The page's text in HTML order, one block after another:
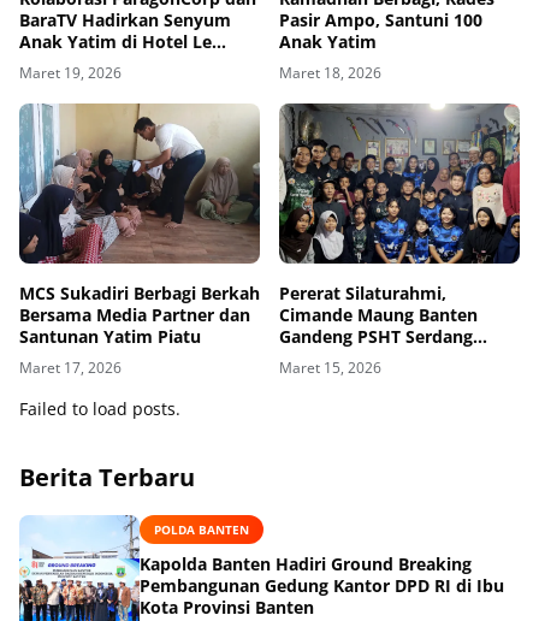
BaraTV Hadirkan Senyum
Anak Yatim di Hotel Le
Semar Tangerang
Maret 19, 2026
Pasir Ampo, Santuni 100
Anak Yatim
Maret 18, 2026
MCS Sukadiri Berbagi Berkah
Bersama Media Partner dan
Santunan Yatim Piatu
Maret 17, 2026
Pererat Silaturahmi,
Cimande Maung Banten
Gandeng PSHT Serdang
dalam Aksi Berbagi Takjil
Maret 15, 2026
Failed to load posts.
Berita Terbaru
POLDA BANTEN
Kapolda Banten Hadiri Ground Breaking
Pembangunan Gedung Kantor DPD RI di Ibu
Kota Provinsi Banten